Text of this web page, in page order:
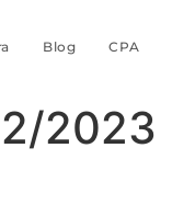
Blog CPA
2023